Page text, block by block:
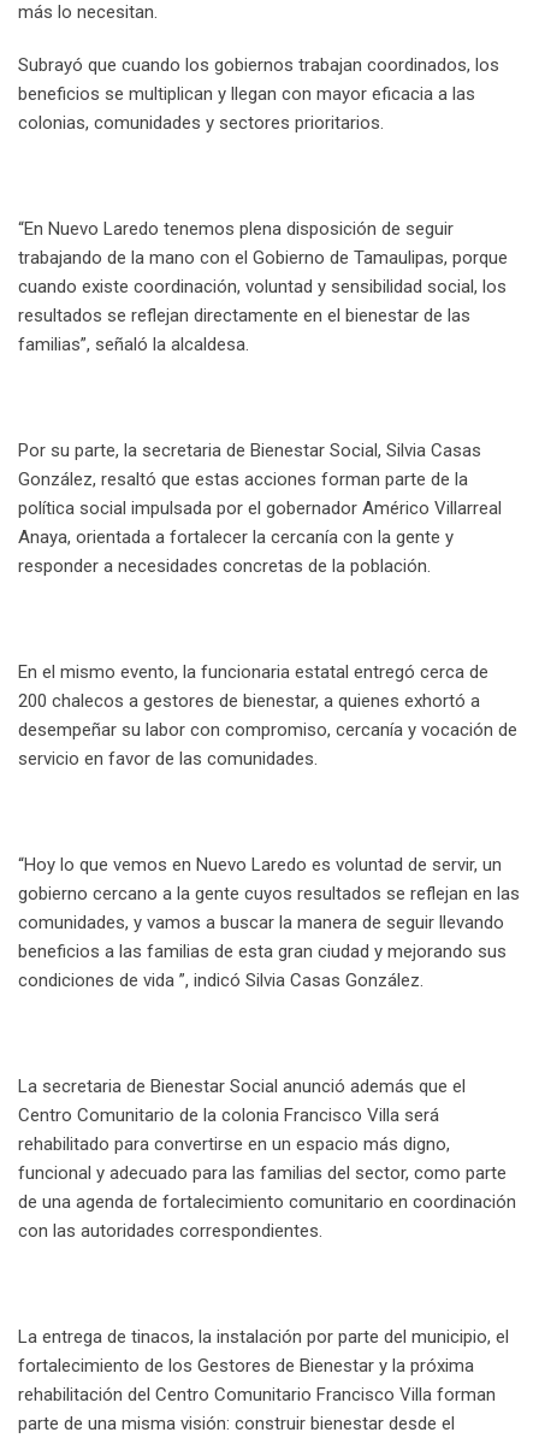
más lo necesitan.
Subrayó que cuando los gobiernos trabajan coordinados, los
beneficios se multiplican y llegan con mayor eficacia a las
colonias, comunidades y sectores prioritarios.
“En Nuevo Laredo tenemos plena disposición de seguir
trabajando de la mano con el Gobierno de Tamaulipas, porque
cuando existe coordinación, voluntad y sensibilidad social, los
resultados se reflejan directamente en el bienestar de las
familias”, señaló la alcaldesa.
Por su parte, la secretaria de Bienestar Social, Silvia Casas
González, resaltó que estas acciones forman parte de la
política social impulsada por el gobernador Américo Villarreal
Anaya, orientada a fortalecer la cercanía con la gente y
responder a necesidades concretas de la población.
En el mismo evento, la funcionaria estatal entregó cerca de
200 chalecos a gestores de bienestar, a quienes exhortó a
desempeñar su labor con compromiso, cercanía y vocación de
servicio en favor de las comunidades.
“Hoy lo que vemos en Nuevo Laredo es voluntad de servir, un
gobierno cercano a la gente cuyos resultados se reflejan en las
comunidades, y vamos a buscar la manera de seguir llevando
beneficios a las familias de esta gran ciudad y mejorando sus
condiciones de vida ”, indicó Silvia Casas González.
La secretaria de Bienestar Social anunció además que el
Centro Comunitario de la colonia Francisco Villa será
rehabilitado para convertirse en un espacio más digno,
funcional y adecuado para las familias del sector, como parte
de una agenda de fortalecimiento comunitario en coordinación
con las autoridades correspondientes.
La entrega de tinacos, la instalación por parte del municipio, el
fortalecimiento de los Gestores de Bienestar y la próxima
rehabilitación del Centro Comunitario Francisco Villa forman
parte de una misma visión: construir bienestar desde el